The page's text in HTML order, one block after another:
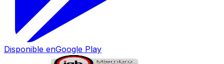
Disponible enGoogle Play